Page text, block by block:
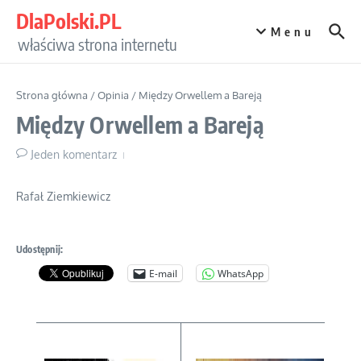
DlaPolski.PL
właściwa strona internetu
Menu
Strona główna /Opinia / Między Orwellem a Bareją
Między Orwellem a Bareją
Jeden komentarz
Rafał Ziemkiewicz
Udostępnij:
E-mail WhatsApp